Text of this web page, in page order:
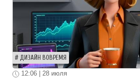
ДИЗАЙН ВОВРЕМЯ
12:06 | 28 июля